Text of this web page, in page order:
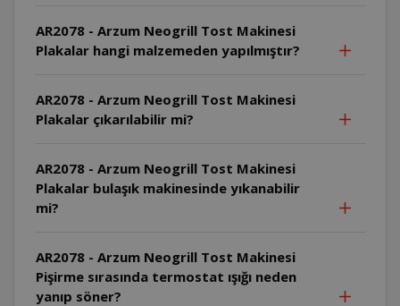
AR2078 - Arzum Neogrill Tost Makinesi
Plakalar hangi malzemeden yapılmıştır?
AR2078 - Arzum Neogrill Tost Makinesi
Plakalar çıkarılabilir mi?
AR2078 - Arzum Neogrill Tost Makinesi
Plakalar bulaşık makinesinde yıkanabilir
mi?
AR2078 - Arzum Neogrill Tost Makinesi
Pişirme sırasında termostat ışığı neden
yanıp söner?